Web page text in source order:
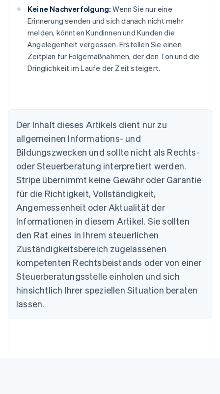
Keine Nachverfolgung: Wenn Sie nur eine
Erinnerung senden und sich danach nicht mehr
melden, könnten Kundinnen und Kunden die
Angelegenheit vergessen. Erstellen Sie einen
Zeitplan für Folgemaßnahmen, der den Ton und die
Dringlichkeit im Laufe der Zeit steigert.
Der Inhalt dieses Artikels dient nur zu
allgemeinen Informations- und
Bildungszwecken und sollte nicht als Rechts-
oder Steuerberatung interpretiert werden.
Stripe übernimmt keine Gewähr oder Garantie
für die Richtigkeit, Vollständigkeit,
Angemessenheit oder Aktualität der
Informationen in diesem Artikel. Sie sollten
den Rat eines in Ihrem steuerlichen
Zuständigkeitsbereich zugelassenen
kompetenten Rechtsbeistands oder von einer
Steuerberatungsstelle einholen und sich
hinsichtlich Ihrer speziellen Situation beraten
lassen.
Australien
English
Belgien
Nederlands Français DeutschEnglish
Brasilien
PortuguêsEnglish
English
Dänemark
English
Deutschland
Deutsch English
Estland
Festlandchina
简体中文English
Finnland
English
Frankreich